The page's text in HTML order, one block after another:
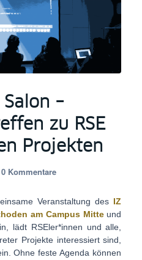
–
zu RSE
Projekten
0 Kommentare
Veranstaltung des IZ
am Campus Mitteund
lädt RSEler*innen und alle,
Projekte interessiert sind,
Ohne feste Agenda können